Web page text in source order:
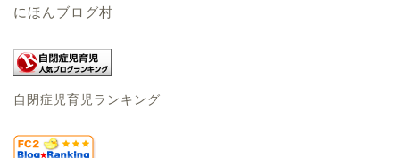
にほんブログ村
自閉症児育児ランキング